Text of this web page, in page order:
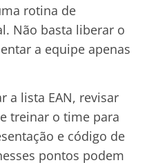
rotina de
Não basta liberar o
a equipe apenas
a lista EAN, revisar
treinar o time para
e código de
pontos podem